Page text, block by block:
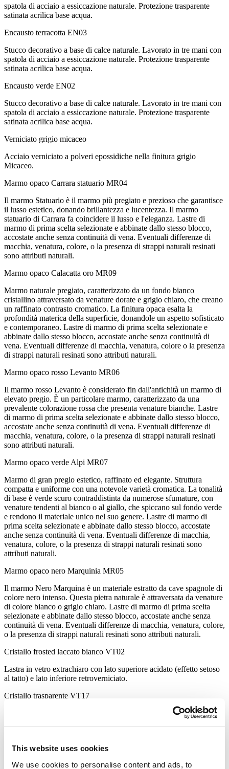
This website uses cookies
We use cookies to personalise content and ads, to
spatola di acciaio a essiccazione naturale. Protezione trasparente
satinata acrilica base acqua.
Encausto terracotta EN03
Stucco decorativo a base di calce naturale. Lavorato in tre mani con
spatola di acciaio a essiccazione naturale. Protezione trasparente
satinata acrilica base acqua.
Encausto verde EN02
Stucco decorativo a base di calce naturale. Lavorato in tre mani con
spatola di acciaio a essiccazione naturale. Protezione trasparente
satinata acrilica base acqua.
Verniciato grigio micaceo
Acciaio verniciato a polveri epossidiche nella finitura grigio
Micaceo.
Marmo opaco Carrara statuario MR04
Il marmo Statuario è il marmo più pregiato e prezioso che garantisce
il lusso estetico, donando brillantezza e lucentezza. Il marmo
statuario di Carrara fa coincidere il lusso e l'eleganza. Lastre di
marmo di prima scelta selezionate e abbinate dallo stesso blocco,
accostate anche senza continuità di vena. Eventuali differenze di
macchia, venatura, colore, o la presenza di strappi naturali resinati
sono attributi naturali.
Marmo opaco Calacatta oro MR09
Marmo naturale pregiato, caratterizzato da un fondo bianco
cristallino attraversato da venature dorate e grigio chiaro, che creano
un raffinato contrasto cromatico. La finitura opaca esalta la
profondità materica della superficie, donandole un aspetto sofisticato
e contemporaneo. Lastre di marmo di prima scelta selezionate e
abbinate dallo stesso blocco, accostate anche senza continuità di
vena. Eventuali differenze di macchia, venatura, colore o la presenza
di strappi naturali resinati sono attributi naturali.
Marmo opaco rosso Levanto MR06
Il marmo rosso Levanto è considerato fin dall'antichità un marmo di
elevato pregio. È un particolare marmo, caratterizzato da una
prevalente colorazione rossa che presenta venature bianche. Lastre
di marmo di prima scelta selezionate e abbinate dallo stesso blocco,
accostate anche senza continuità di vena. Eventuali differenze di
macchia, venatura, colore, o la presenza di strappi naturali resinati
sono attributi naturali.
Marmo opaco verde Alpi MR07
Marmo di gran pregio estetico, raffinato ed elegante. Struttura
compatta e uniforme con una notevole varietà cromatica. La tonalità
di base è verde scuro contraddistinta da numerose sfumature, con
venature tendenti al bianco o al giallo, che spiccano sul fondo verde
e rendono il materiale unico nel suo genere. Lastre di marmo di
prima scelta selezionate e abbinate dallo stesso blocco, accostate
anche senza continuità di vena. Eventuali differenze di macchia,
venatura, colore, o la presenza di strappi naturali resinati sono
attributi naturali.
Marmo opaco nero Marquinia MR05
Il marmo Nero Marquina è un materiale estratto da cave spagnole di
colore nero intenso. Questa pietra naturale è attraversata da venature
di colore bianco o grigio chiaro. Lastre di marmo di prima scelta
selezionate e abbinate dallo stesso blocco, accostate anche senza
continuità di vena. Eventuali differenze di macchia, venatura, colore,
o la presenza di strappi naturali resinati sono attributi naturali.
Cristallo frosted laccato bianco VT02
Lastra in vetro extrachiaro con lato superiore acidato (effetto setoso
al tatto) e lato inferiore retroverniciato.
Cristallo trasparente VT17
Lastra in vetro extrachiaro con lato superiore liscio e lucido, lato